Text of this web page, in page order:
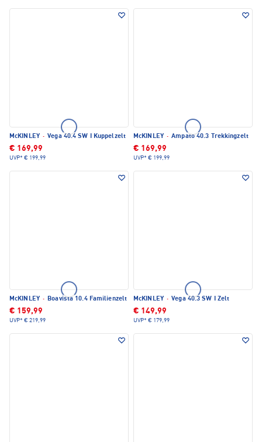
McKINLEY · Vega 40.4 SW I Kuppelzelt
€ 169,99
UVP* € 199,99
McKINLEY · Ampato 40.3 Trekkingzelt
€ 169,99
UVP* € 199,99
McKINLEY · Boavista 10.4 Familienzelt
€ 159,99
UVP* € 219,99
McKINLEY · Vega 40.3 SW I Zelt
€ 149,99
UVP* € 179,99